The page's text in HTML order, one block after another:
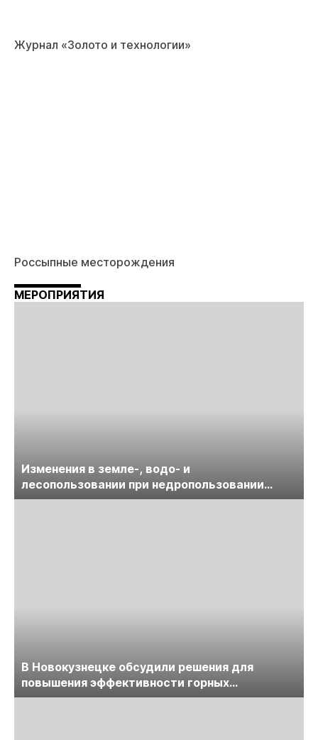
Журнал «Золото и технологии»
Россыпные месторождения
МЕРОПРИЯТИЯ
Изменения в земле-, водо- и
лесопользовании при недропользовании
обсудят на семинаре «ПравоТЭК»
В Новокузнецке обсудили решения для
повышения эффективности горных
предприятий